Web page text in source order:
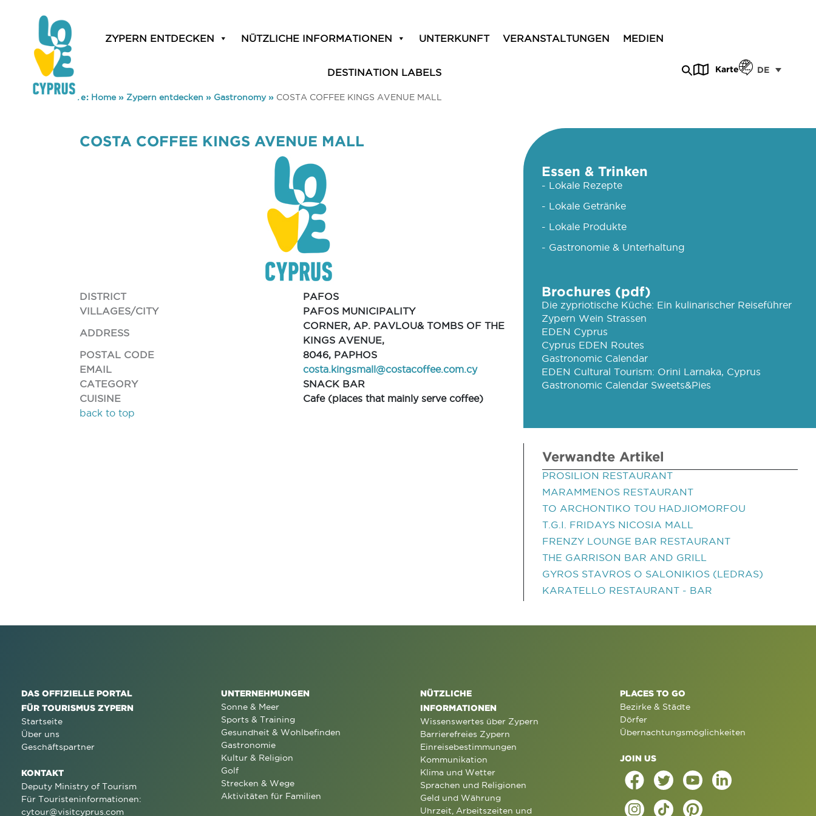
ZYPERN ENTDECKEN NÜTZLICHE INFORMATIONEN UNTERKUNFT VERANSTALTUNGEN MEDIEN
DESTINATION LABELS Karte DE
You are here: Home» Zypern entdecken » Gastronomy» COSTA COFFEE KINGS AVENUE MALL
COSTA COFFEE KINGS AVENUE MALL
DISTRICT
PAFOS
VILLAGES/CITY
PAFOS MUNICIPALITY
ADDRESS
CORNER, AP. PAVLOU& TOMBS OF THE
KINGS AVENUE,
POSTAL CODE
8046, PAPHOS
EMAIL
costa.kingsmall@costacoffee.com.cy
CATEGORY
SNACK BAR
CUISINE
Cafe (places that mainly serve coffee)
back to top
Essen & Trinken
- Lokale Rezepte
- Lokale Getränke
- Lokale Produkte
- Gastronomie & Unterhaltung
Brochures (pdf)
Die zypriotische Küche: Ein kulinarischer Reiseführer
Zypern Wein Strassen
EDEN Cyprus
Cyprus EDEN Routes
Gastronomic Calendar
EDEN Cultural Tourism: Orini Larnaka, Cyprus
Gastronomic Calendar Sweets&Pies
Verwandte Artikel
PROSILION RESTAURANT
MARAMMENOS RESTAURANT
TO ARCHONTIKO TOU HADJIOMORFOU
T.G.I. FRIDAYS NICOSIA MALL
FRENZY LOUNGE BAR RESTAURANT
THE GARRISON BAR AND GRILL
GYROS STAVROS O SALONIKIOS (LEDRAS)
KARATELLO RESTAURANT - BAR
DAS OFFIZIELLE PORTAL
FÜR TOURISMUS ZYPERN
Startseite
Über uns
Geschäftspartner
KONTAKT
Deputy Ministry of Tourism
Für Touristeninformationen:
cytour@visitcyprus.com
UNTERNEHMUNGEN
Sonne & Meer
Sports & Training
Gesundheit & Wohlbefinden
Gastronomie
Kultur & Religion
Golf
Strecken & Wege
Aktivitäten für Familien
NÜTZLICHE
INFORMATIONEN
Wissenswertes über Zypern
Barrierefreies Zypern
Einreisebestimmungen
Kommunikation
Klima und Wetter
Sprachen und Religionen
Geld und Währung
Uhrzeit, Arbeitszeiten und
PLACES TO GO
Bezirke & Städte
Dörfer
Übernachtungsmöglichkeiten
JOIN US